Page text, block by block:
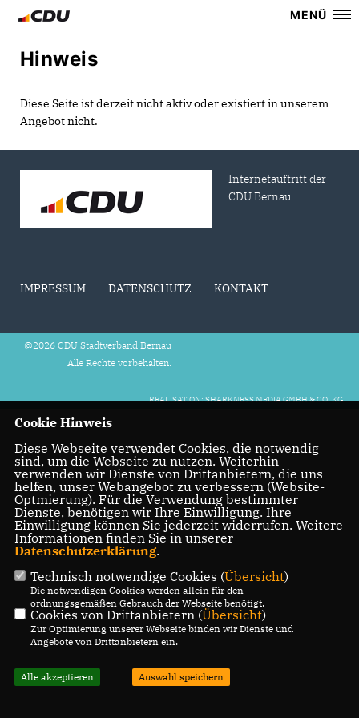
MENÜ
Hinweis
Diese Seite ist derzeit nicht aktiv oder existiert in unserem
Angebot nicht.
Internetauftritt der
CDU Bernau
IMPRESSUM DATENSCHUTZ KONTAKT
@2026 CDU Stadtverband Bernau
Alle Rechte vorbehalten.
REALISATION: SHARKNESS MEDIA GMBH & CO. KG
Cookie Hinweis
Diese Webseite verwendet Cookies, die notwendig
sind, um die Webseite zu nutzen. Weiterhin
verwenden wir Dienste von Drittanbietern, die uns
helfen, unser Webangebot zu verbessern (Website-
Optmierung). Für die Verwendung bestimmter
Dienste, benötigen wir Ihre Einwilligung. Ihre
Einwilligung können Sie jederzeit widerrufen. Weitere
Informationen finden Sie in unserer
Datenschutzerklärung.
Technisch notwendige Cookies (Übersicht)
Die notwendigen Cookies werden allein für den
ordnungsgemäßen Gebrauch der Webseite benötigt.
Cookies von Drittanbietern (Übersicht)
Zur Optimierung unserer Webseite binden wir Dienste und
Angebote von Drittanbietern ein.
Alle akzeptieren Auswahl speichern